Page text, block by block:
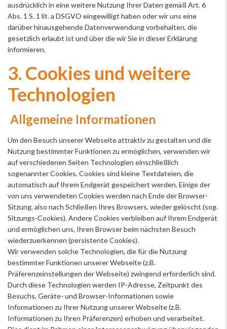
ausdrücklich in eine weitere Nutzung Ihrer Daten gemäß Art. 6
Abs. 1 S. 1 lit. a DSGVO eingewilligt haben oder wir uns eine
darüber hinausgehende Datenverwendung vorbehalten, die
gesetzlich erlaubt ist und über die wir Sie in dieser Erklärung
informieren.
3. Cookies und weitere
Technologien
Allgemeine Informationen
Um den Besuch unserer Webseite attraktiv zu gestalten und die
Nutzung bestimmter Funktionen zu ermöglichen, verwenden wir
auf verschiedenen Seiten Technologien einschließlich
sogenannter Cookies. Cookies sind kleine Textdateien, die
automatisch auf Ihrem Endgerät gespeichert werden. Einige der
von uns verwendeten Cookies werden nach Ende der Browser-
Sitzung, also nach Schließen Ihres Browsers, wieder gelöscht (sog.
Sitzungs-Cookies). Andere Cookies verbleiben auf Ihrem Endgerät
und ermöglichen uns, Ihren Browser beim nächsten Besuch
wiederzuerkennen (persistente Cookies).
Wir verwenden solche Technologien, die für die Nutzung
bestimmter Funktionen unserer Webseite (z.B.
Präferenzeinstellungen der Webseite) zwingend erforderlich sind.
Durch diese Technologien werden IP-Adresse, Zeitpunkt des
Besuchs, Geräte- und Browser-Informationen sowie
Informationen zu Ihrer Nutzung unserer Webseite (z.B.
Informationen zu Ihren Präferenzen) erhoben und verarbeitet.